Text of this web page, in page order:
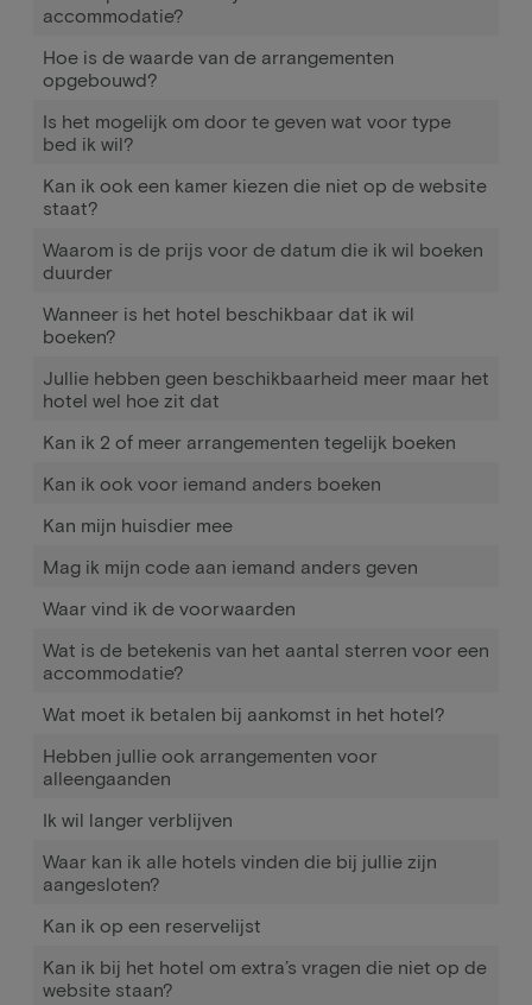
accommodatie?
Hoe is de waarde van de arrangementen
opgebouwd?
Is het mogelijk om door te geven wat voor type
bed ik wil?
Kan ik ook een kamer kiezen die niet op de website
staat?
Waarom is de prijs voor de datum die ik wil boeken
duurder
Wanneer is het hotel beschikbaar dat ik wil
boeken?
Jullie hebben geen beschikbaarheid meer maar het
hotel wel hoe zit dat
Kan ik 2 of meer arrangementen tegelijk boeken
Kan ik ook voor iemand anders boeken
Kan mijn huisdier mee
Mag ik mijn code aan iemand anders geven
Waar vind ik de voorwaarden
Wat is de betekenis van het aantal sterren voor een
accommodatie?
Wat moet ik betalen bij aankomst in het hotel?
Hebben jullie ook arrangementen voor
alleengaanden
Ik wil langer verblijven
Waar kan ik alle hotels vinden die bij jullie zijn
aangesloten?
Kan ik op een reservelijst
Kan ik bij het hotel om extra’s vragen die niet op de
website staan?